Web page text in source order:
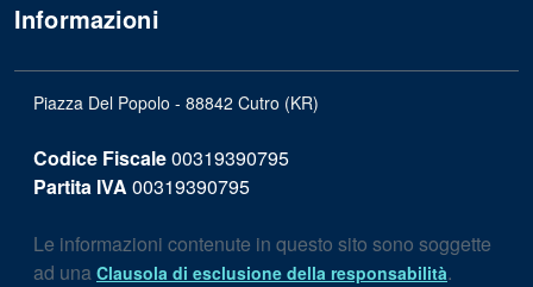
Informazioni
Piazza Del Popolo - 88842 Cutro (KR)
Codice Fiscale00319390795
Partita IVA 00319390795
Le informazioni contenute in questo sito sono soggette
ad una Clausola di esclusione della responsabilità.